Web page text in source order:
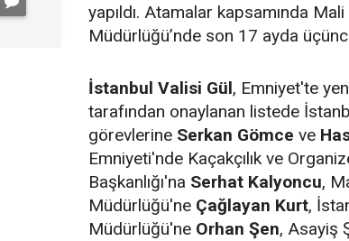
yapıldı. Atamalar kapsamında
Müdürlüğü’nde son 17 ayda
İstanbul Valisi Gül, Emniyet'te
tarafından onaylanan listede
görevlerine Serkan Gömce ve
Emniyeti'nde Kaçakçılık ve
Başkanlığı'na Serhat Kalyoncu,
Müdürlüğü'ne Çağlayan Kurt,
Müdürlüğü'ne Orhan Şen, Asayiş